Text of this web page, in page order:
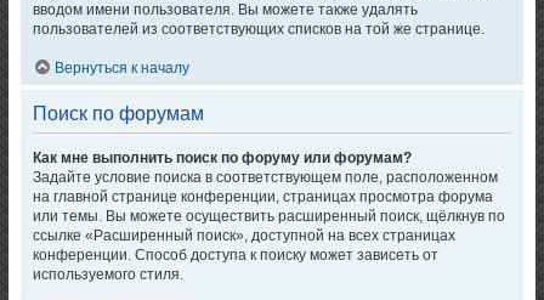
вводом имени пользователя. Вы можете также удалять
пользователей из соответствующих списков на той же странице.
Вернуться к началу
Поиск по форумам
Как мне выполнить поиск по форуму или форумам?
Задайте условие поиска в соответствующем поле, расположенном
на главной странице конференции, страницах просмотра форума
или темы. Вы можете осуществить расширенный поиск, щёлкнув по
ссылке «Расширенный поиск», доступной на всех страницах
конференции. Способ доступа к поиску может зависеть от
используемого стиля.